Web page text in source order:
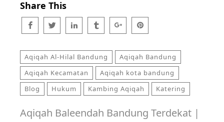
Share This
Aqiqah Al-Hilal Bandung
Aqiqah Bandung
Aqiqah Kecamatan
Aqiqah kota bandung
Blog
Hukum Kambing Aqiqah Katering
Aqiqah Baleendah Bandung Terdekat |